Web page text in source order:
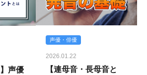
声優
声優・俳優
2026.01.22
【連母音・長母音と